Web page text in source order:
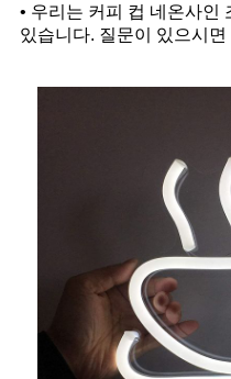
• 우리는 커피 컵 네온사인
있습니다. 질문이 있으시